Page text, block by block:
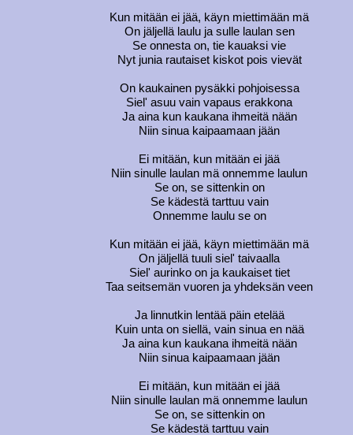
Kun mitään ei jää, käyn miettimään mä
On jäljellä laulu ja sulle laulan sen
Se onnesta on, tie kauaksi vie
Nyt junia rautaiset kiskot pois vievät
On kaukainen pysäkki pohjoisessa
Siel' asuu vain vapaus erakkona
Ja aina kun kaukana ihmeitä nään
Niin sinua kaipaamaan jään
Ei mitään, kun mitään ei jää
Niin sinulle laulan mä onnemme laulun
Se on, se sittenkin on
Se kädestä tarttuu vain
Onnemme laulu se on
Kun mitään ei jää, käyn miettimään mä
On jäljellä tuuli siel' taivaalla
Siel' aurinko on ja kaukaiset tiet
Taa seitsemän vuoren ja yhdeksän veen
Ja linnutkin lentää päin etelää
Kuin unta on siellä, vain sinua en nää
Ja aina kun kaukana ihmeitä nään
Niin sinua kaipaamaan jään
Ei mitään, kun mitään ei jää
Niin sinulle laulan mä onnemme laulun
Se on, se sittenkin on
Se kädestä tarttuu vain